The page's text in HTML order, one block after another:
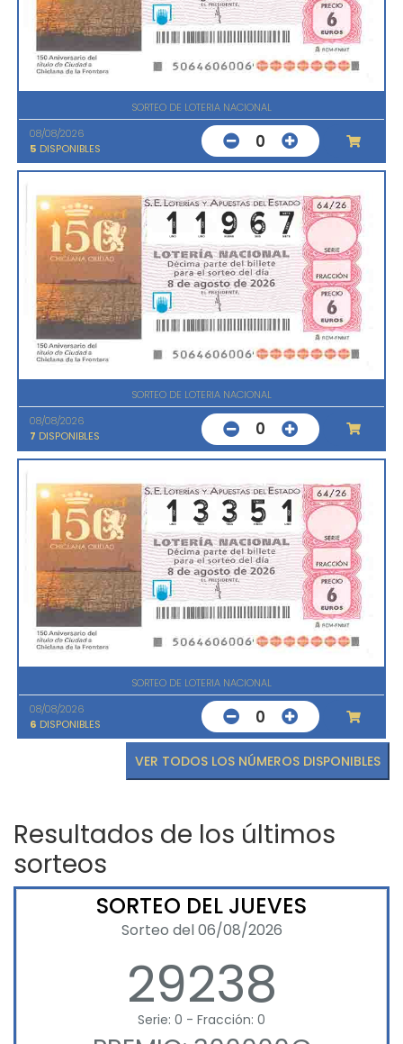
SORTEO DE LOTERIA NACIONAL
08/08/2026
5 DISPONIBLES 0
SORTEO DE LOTERIA NACIONAL
08/08/2026
7 DISPONIBLES 0
SORTEO DE LOTERIA NACIONAL
08/08/2026
6 DISPONIBLES 0
VER TODOS LOS NÚMEROS DISPONIBLES
Resultados de los últimos
sorteos
SORTEO DEL JUEVES
Sorteo del 06/08/2026
29238
Serie: 0 - Fracción: 0